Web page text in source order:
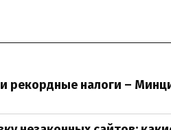
рекордные налоги –